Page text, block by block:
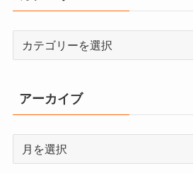
リ
ー
アーカイブ